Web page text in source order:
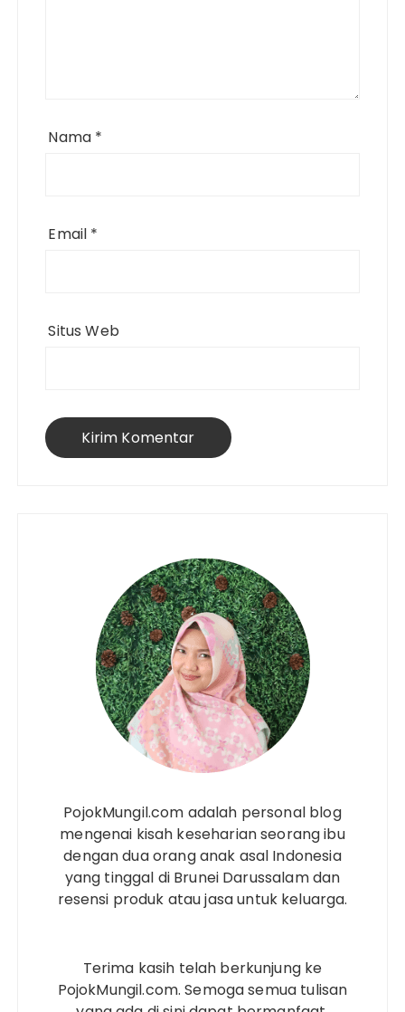
Nama *
Email *
Situs Web
PojokMungil.com adalah personal blog
mengenai kisah keseharian seorang ibu
dengan dua orang anak asal Indonesia
yang tinggal di Brunei Darussalam dan
resensi produk atau jasa untuk keluarga.
Terima kasih telah berkunjung ke
PojokMungil.com. Semoga semua tulisan